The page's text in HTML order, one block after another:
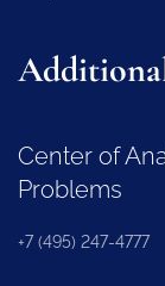
Center of
Problems
+7 (495) 247-4777